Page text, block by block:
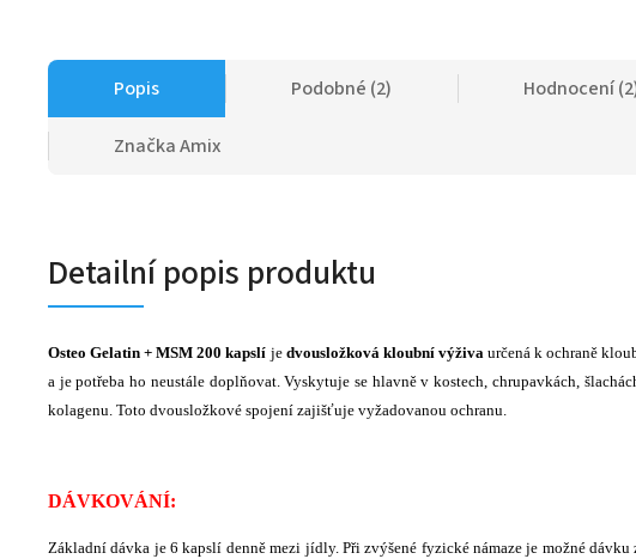
Popis Podobné (2) Hodnocení
ZnačkaAmix
Detailní popis produktu
Osteo Gelatin + MSM 200 kapslí je dvousložková kloubní výživaurčená k ochraně
a je potřeba ho neustále doplňovat. Vyskytuje se hlavně v kostech, chrupavkách,
kolagenu. Toto dvousložkové spojení zajišťuje vyžadovanou ochranu.
DÁVKOVÁNÍ:
Základní dávka je 6 kapslí denně mezi jídly. Při zvýšené fyzické námaze je možné